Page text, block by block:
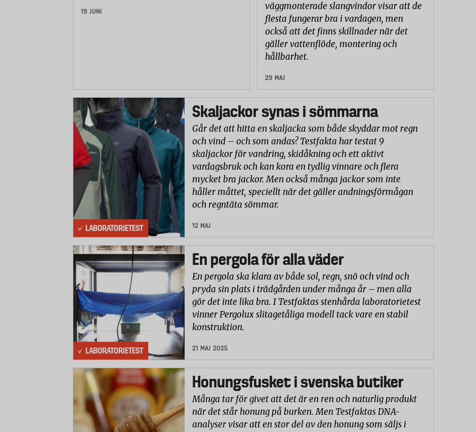
19 JUNI
väggmonterade slangvindor visar att de
flesta fungerar bra i vardagen, men
också att det finns skillnader när det
gäller vattenflöde, montering och
hållbarhet.
29 MAJ
LABORATORIETEST
Skaljackor synas i sömmarna
Går det att hitta en skaljacka som både skyddar mot regn
och vind – och som andas? Testfakta har testat 9
skaljackor för vandring, skidåkning och ett aktivt
vardagsbruk och kan kora en tydlig vinnare och flera
mycket bra jackor. Men också många jackor som inte
håller måttet, speciellt när det gäller andningsförmågan
och regntäta sömmar.
12 MAJ
LABORATORIETEST
En pergola för alla väder
En pergola ska klara av både sol, regn, snö och vind och
pryda sin plats i trädgården under många år – men alla
gör det inte lika bra. I Testfaktas stenhårda laboratorietest
vinner Pergolux slitagetåliga modell tack vare en stabil
konstruktion.
21 MAJ 2025
Honungsfusket i svenska butiker
Många tar för givet att det är en ren och naturlig produkt
när det står honung på burken. Men Testfaktas DNA-
analyser visar att en stor del av den honung som säljs i